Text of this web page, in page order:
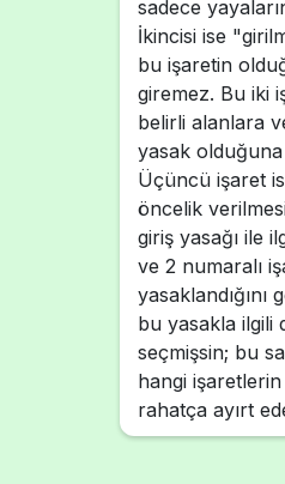
sadece
İkincisi ise
bu işaretin
giremez. Bu iki
belirli alanlara
yasak
Üçüncü işaret
öncelik
giriş yasağı ile
ve 2 numaralı
bu yasakla ilgili
seçmişsin; bu
hangi işaretlerin
rahatça ayırt